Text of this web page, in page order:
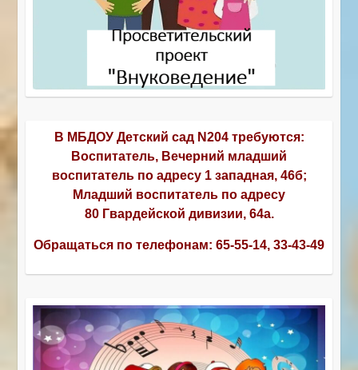
В МБДОУ Детский сад N204 требуются:
Воспитатель, Вечерний младший
воспитатель по адресу 1 западная, 46б;
Младший воспитатель по адресу
80 Гвардейской дивизии, 64а.
Обращаться по телефонам: 65-55-14, 33-43-49